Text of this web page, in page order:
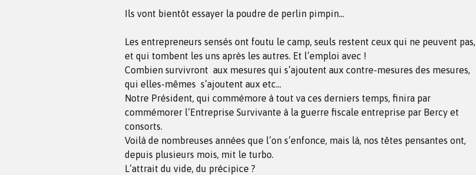
Ils vont bientôt essayer la poudre de perlin pimpin…
Les entrepreneurs sensés ont foutu le camp, seuls restent ceux qui ne peuvent pas,
et qui tombent les uns après les autres. Et l’emploi avec !
Combien survivront aux mesures qui s’ajoutent aux contre-mesures des mesures,
qui elles-mêmes s’ajoutent aux etc…
Notre Président, qui commémore à tout va ces derniers temps, finira par
commémorer l’Entreprise Survivante à la guerre fiscale entreprise par Bercy et
consorts.
Voilà de nombreuses années que l’on s’enfonce, mais là, nos têtes pensantes ont,
depuis plusieurs mois, mit le turbo.
L’attrait du vide, du précipice ?